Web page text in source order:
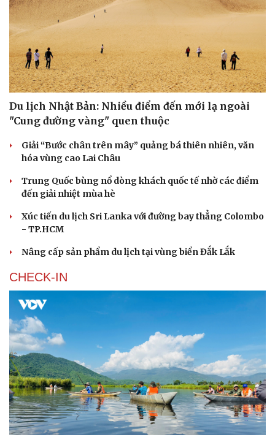
Âm nhạc
| SmartAds
SĂN TOUR
Du lịch Nhật Bản: Nhiều điểm đến mới lạ ngoài
"Cung đường vàng" quen thuộc
Giải “Bước chân trên mây” quảng bá thiên nhiên, văn
hóa vùng cao Lai Châu
Trung Quốc bùng nổ dòng khách quốc tế nhờ các điểm
đến giải nhiệt mùa hè
Xúc tiến du lịch Sri Lanka với đường bay thẳng Colombo
- TP.HCM
Nâng cấp sản phẩm du lịch tại vùng biển Đắk Lắk
CHECK-IN